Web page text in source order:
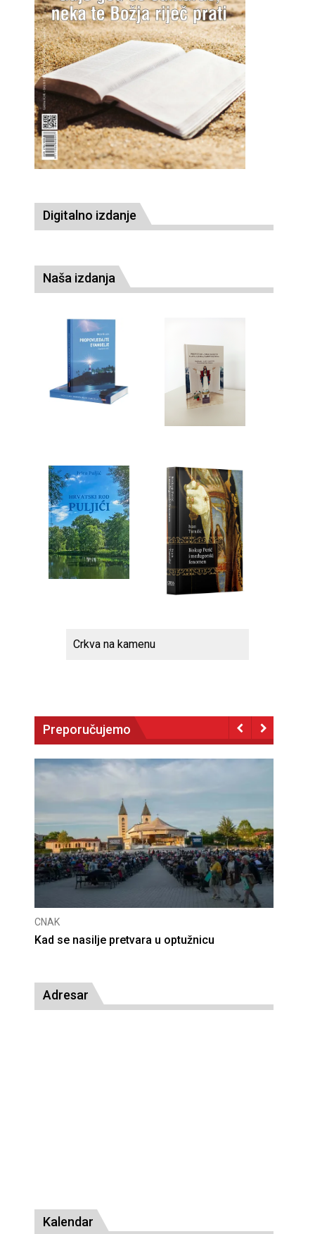
Digitalno izdanje
Naša izdanja
Crkva na kamenu
Preporučujemo
CNAK
Kad se nasilje pretvara u optužnicu
Adresar
Kalendar